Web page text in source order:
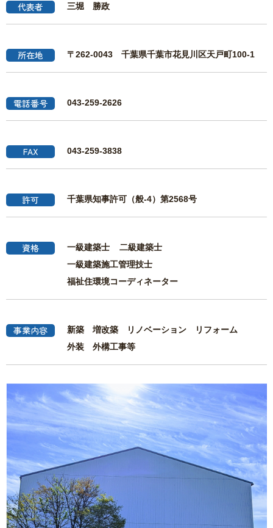
代表者 三堀 勝政
所在地 〒262-0043 ​​​​​​​千葉県千葉市花見川区天戸町100-1
電話番号 043-259-2626
FAX 043-259-3838
許可 千葉県知事許可（般-4）第2568号
資格
一級建築士 二級建築士
一級建築施工管理技士
福祉住環境コーディネーター
事業内容
新築 増改築 リノベーション リフォーム
外装 外構工事等